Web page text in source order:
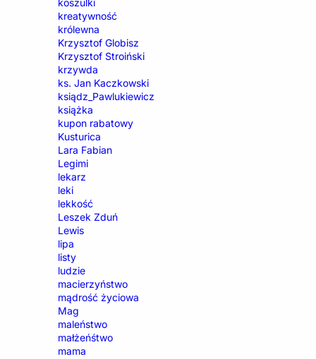
koszulki
kreatywność
królewna
Krzysztof Globisz
Krzysztof Stroiński
krzywda
ks. Jan Kaczkowski
ksiądz_Pawlukiewicz
książka
kupon rabatowy
Kusturica
Lara Fabian
Legimi
lekarz
leki
lekkość
Leszek Zduń
Lewis
lipa
listy
ludzie
macierzyństwo
mądrość życiowa
Mag
maleństwo
małżeńśtwo
mama